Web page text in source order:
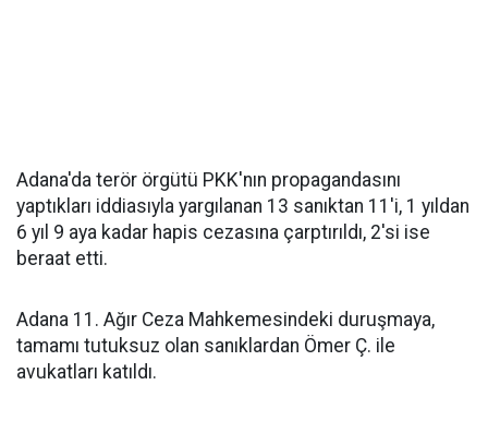
Adana'da terör örgütü PKK'nın propagandasını
yaptıkları iddiasıyla yargılanan 13 sanıktan 11'i, 1 yıldan
6 yıl 9 aya kadar hapis cezasına çarptırıldı, 2'si ise
beraat etti.
Adana 11. Ağır Ceza Mahkemesindeki duruşmaya,
tamamı tutuksuz olan sanıklardan Ömer Ç. ile
avukatları katıldı.